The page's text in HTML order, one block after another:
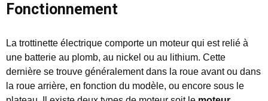
Fonctionnement
La trottinette électrique comporte un moteur qui est relié à
une batterie au plomb, au nickel ou au lithium. Cette
dernière se trouve généralement dans la roue avant ou dans
la roue arrière, en fonction du modèle, ou encore sous le